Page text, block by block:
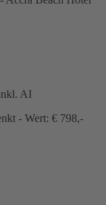
AI
- Wert: € 798,-